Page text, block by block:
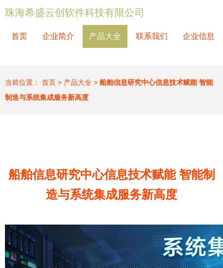
珠海希盛云创软件科技有限公司
首页 企业简介 产品大全 联系我们 企业信息
当前位置： 首页 > 产品大全 > 船舶信息研究中心信息技术赋能 智能
制造与系统集成服务新高度
船舶信息研究中心信息技术赋能 智能制
造与系统集成服务新高度